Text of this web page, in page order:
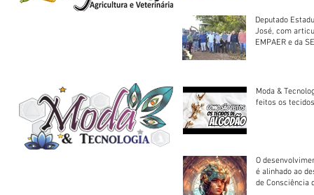
Deputado
José, com
EMPAER e da
Moda &
feitos os
O
é alinhado ao
de Consciência